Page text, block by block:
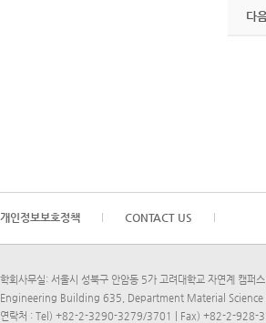
다
개인정보보호정책 CONTACT US
학회사무실: 서울시 성북구 안암동 5가 고려대학교 자연계 캠퍼
Engineering Building 635, Department Material
연락처 : Tel) +82-2-3290-3279/3701 | Fax) +82-2-928-